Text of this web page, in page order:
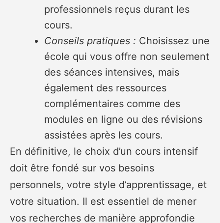
professionnels reçus durant les
cours.
Conseils pratiques : Choisissez une
école qui vous offre non seulement
des séances intensives, mais
également des ressources
complémentaires comme des
modules en ligne ou des révisions
assistées après les cours.
En définitive, le choix d’un cours intensif
doit être fondé sur vos besoins
personnels, votre style d’apprentissage, et
votre situation. Il est essentiel de mener
vos recherches de manière approfondie